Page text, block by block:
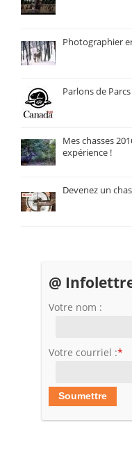
Photographier
Parlons de
Mes chasses
expérience !
Devenez un
@
Votre nom :
Votre courriel :*